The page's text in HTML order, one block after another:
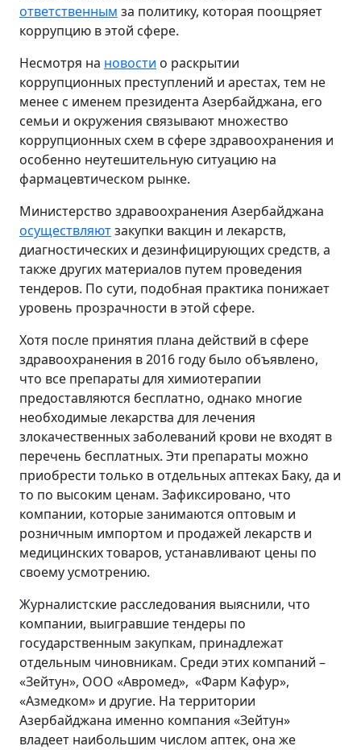
ответственным за политику, которая поощряет
коррупцию в этой сфере.
Несмотря на новости о раскрытии
коррупционных преступлений и арестах, тем не
менее с именем президента Азербайджана, его
семьи и окружения связывают множество
коррупционных схем в сфере здравоохранения и
особенно неутешительную ситуацию на
фармацевтическом рынке.
Министерство здравоохранения Азербайджана
осуществляютзакупки вакцин и лекарств,
диагностических и дезинфицирующих средств, а
также других материалов путем проведения
тендеров. По сути, подобная практика понижает
уровень прозрачности в этой сфере.
Хотя после принятия плана действий в сфере
здравоохранения в 2016 году было объявлено,
что все препараты для химиотерапии
предоставляются бесплатно, однако многие
необходимые лекарства для лечения
злокачественных заболеваний крови не входят в
перечень бесплатных. Эти препараты можно
приобрести только в отдельных аптеках Баку, да и
то по высоким ценам. Зафиксировано, что
компании, которые занимаются оптовым и
розничным импортом и продажей лекарств и
медицинских товаров, устанавливают цены по
своему усмотрению.
Журналистские расследования выяснили, что
компании, выигравшие тендеры по
государственным закупкам, принадлежат
отдельным чиновникам. Среди этих компаний –
«Зейтун», ООО «Авромед», «Фарм Кафур»,
«Азмедком» и другие. На территории
Азербайджана именно компания «Зейтун»
владеет наибольшим числом аптек, она же